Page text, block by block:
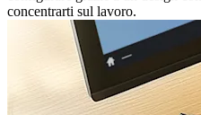
concentrarti sul lavoro.